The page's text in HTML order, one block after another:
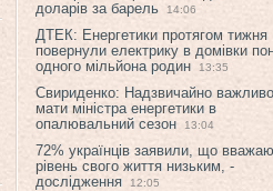
доларів за барель
14:06
ДТЕК: Енергетики протягом тижня
повернули електрику в домівки
одного мільйона родин
13:35
Свириденко: Надзвичайно важливо
мати міністра енергетики в
опалювальний сезон
13:04
72% українців заявили, що
рівень свого життя низьким, -
дослідження
12:05